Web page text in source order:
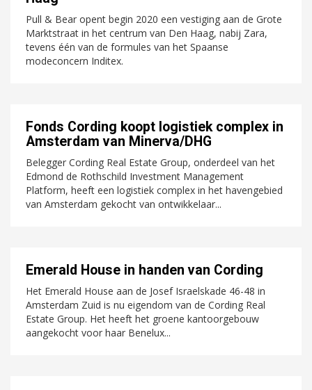
Pull & Bear opent begin 2020 een vestiging aan de Grote
Marktstraat in het centrum van Den Haag, nabij Zara,
tevens één van de formules van het Spaanse
modeconcern Inditex.
Fonds Cording koopt logistiek complex in
Amsterdam van Minerva/DHG
Belegger Cording Real Estate Group, onderdeel van het
Edmond de Rothschild Investment Management
Platform, heeft een logistiek complex in het havengebied
van Amsterdam gekocht van ontwikkelaar...
Emerald House in handen van Cording
Het Emerald House aan de Josef Israelskade 46-48 in
Amsterdam Zuid is nu eigendom van de Cording Real
Estate Group. Het heeft het groene kantoorgebouw
aangekocht voor haar Benelux...